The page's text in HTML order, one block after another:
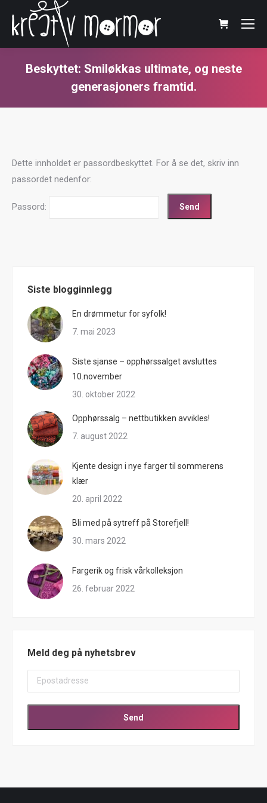
Beskyttet: Smiløkkas ultimate, og neste
generasjoners framtid.
Dette innholdet er passordbeskyttet. For å se det, skriv inn
passordet nedenfor:
Passord:
Siste blogginnlegg
En drømmetur for syfolk!
7. mai 2023
Siste sjanse – opphørssalget avsluttes
10.november
30. oktober 2022
Opphørssalg – nettbutikken avvikles!
7. august 2022
Kjente design i nye farger til sommerens
klær
20. april 2022
Bli med på sytreff på Storefjell!
30. mars 2022
Fargerik og frisk vårkolleksjon
26. februar 2022
Meld deg på nyhetsbrev